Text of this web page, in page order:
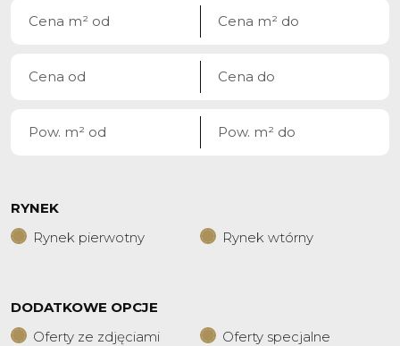
RYNEK
Rynek pierwotny
Rynek wtórny
DODATKOWE OPCJE
Oferty ze zdjęciami
Oferty specjalne